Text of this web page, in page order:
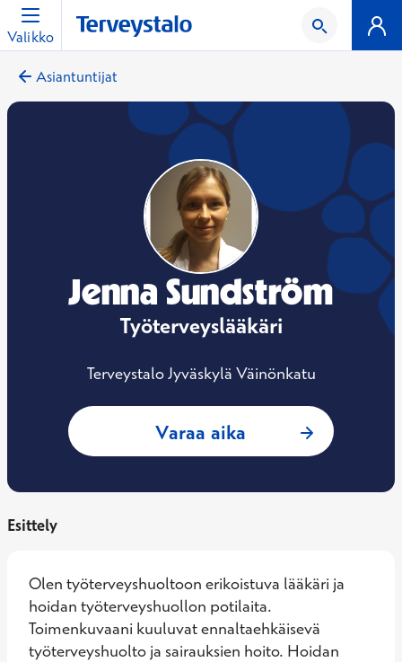
Valikko
Asiantuntijat
Jenna Sundström
Työterveyslääkäri
Terveystalo Jyväskylä Väinönkatu
Varaa aika : Jenna
Esittely
Olen työterveyshuoltoon erikoistuva lääkäri ja
hoidan työterveyshuollon potilaita.
Toimenkuvaani kuuluvat ennaltaehkäisevä
työterveyshuolto ja sairauksien hoito. Hoidan